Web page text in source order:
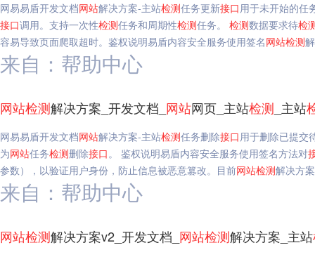
网易易盾开发文档网站解决方案-主站检测任务更新接口用于未开始的任
接口调用。支持一次性检测任务和周期性检测任务。 检测数据要求待检
容易导致页面爬取超时。鉴权说明易盾内容安全服务使用签名网站检测
来自：帮助中心
网站检测解决方案_开发文档_ 网站网页_主站检测 _主站
网易易盾开发文档网站解决方案-主站检测任务删除接口用于删除已提交
为网站任务检测删除接口。 鉴权说明易盾内容安全服务使用签名方法对
参数），以验证用户身份，防止信息被恶意篡改。目前网站检测解决方
来自：帮助中心
网站检测解决方案v2_开发文档_ 网站检测解决方案_主站